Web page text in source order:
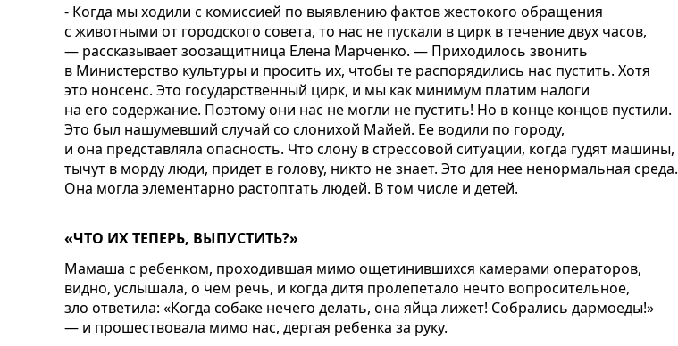
- Когда мы ходили с комиссией по выявлению фактов жестокого обращения
с животными от городского совета, то нас не пускали в цирк в течение двух часов,
— рассказывает зоозащитница Елена Марченко. — Приходилось звонить
в Министерство культуры и просить их, чтобы те распорядились нас пустить. Хотя
это нонсенс. Это государственный цирк, и мы как минимум платим налоги
на его содержание. Поэтому они нас не могли не пустить! Но в конце концов пустили.
Это был нашумевший случай со слонихой Майей. Ее водили по городу,
и она представляла опасность. Что слону в стрессовой ситуации, когда гудят машины,
тычут в морду люди, придет в голову, никто не знает. Это для нее ненормальная среда.
Она могла элементарно растоптать людей. В том числе и детей.
«ЧТО ИХ ТЕПЕРЬ, ВЫПУСТИТЬ?»
Мамаша с ребенком, проходившая мимо ощетинившихся камерами операторов,
видно, услышала, о чем речь, и когда дитя пролепетало нечто вопросительное,
зло ответила: «Когда собаке нечего делать, она яйца лижет! Собрались дармоеды!»
— и прошествовала мимо нас, дергая ребенка за руку.